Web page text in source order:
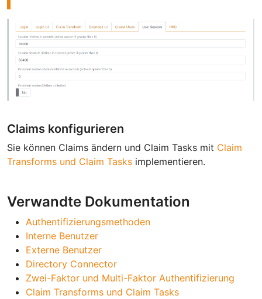
Claims konfigurieren
Sie können Claims ändern und Claim Tasks mit Claim
Transforms und Claim Tasks implementieren.
Verwandte Dokumentation
Authentifizierungsmethoden
Interne Benutzer
Externe Benutzer
Directory Connector
Zwei-Faktor und Multi-Faktor Authentifizierung
Claim Transforms und Claim Tasks